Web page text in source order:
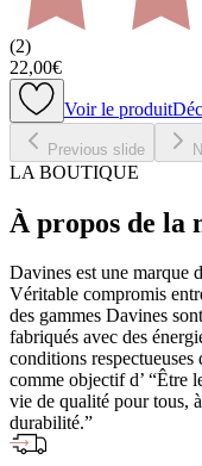
(2)
22,00€
Voir le produit
Previous slide
LA BOUTIQUE
À propos de la
Davines est une marque
Véritable compromis
des gammes Davines
fabriqués avec des
conditions
comme objectif d’ “Être
vie de qualité pour tous,
durabilité.”